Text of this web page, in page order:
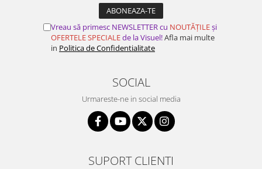
Vreau să primesc NEWSLETTER cu NOUTĂȚILEși
OFERTELE SPECIALEde la Visuel!Afla mai multe
in Politica de Confidentialitate
SOCIAL
Urmareste-ne in social media
SUPORT CLIENTI